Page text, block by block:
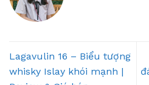
Lagavulin 16 – Biểu tượng
whisky Islay khói mạnh |